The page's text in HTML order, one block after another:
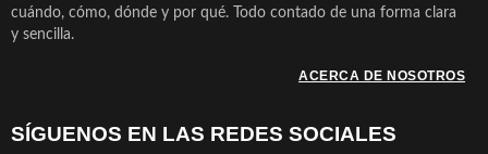
cuándo, cómo, dónde y por qué. Todo contado de una forma clara
y sencilla.
ACERCA DE NOSOTROS
SÍGUENOS EN LAS REDES SOCIALES